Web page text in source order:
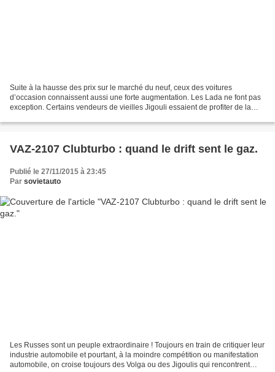
Suite à la hausse des prix sur le marché du neuf, ceux des voitures
d’occasion connaissent aussi une forte augmentation. Les Lada ne font pas
exception. Certains vendeurs de vieilles Jigouli essaient de profiter de la
VAZ-2107 Clubturbo : quand le drift sent le gaz.
Publié le 27/11/2015 à 23:45
Par sovietauto
Les Russes sont un peuple extraordinaire ! Toujours en train de critiquer leur
industrie automobile et pourtant, à la moindre compétition ou manifestation
automobile, on croise toujours des Volga ou des Jigoulis qui rencontrent